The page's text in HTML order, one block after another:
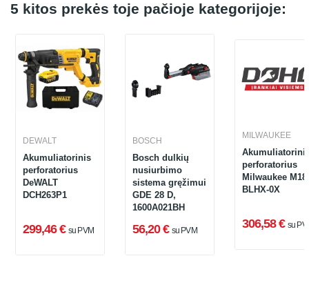
5 kitos prekės toje pačioje kategorijoje:
DEWALT
Akumuliatorinis
perforatorius
DeWALT
DCH263P1
299,46 € su PVM
BOSCH
Bosch dulkių
nusiurbimo
sistema gręžimui
GDE 28 D,
1600A021BH
56,20 € su PVM
MILWAUKEE
perforatorius
Milwaukee M18
BLHX-0X
306,58 € su